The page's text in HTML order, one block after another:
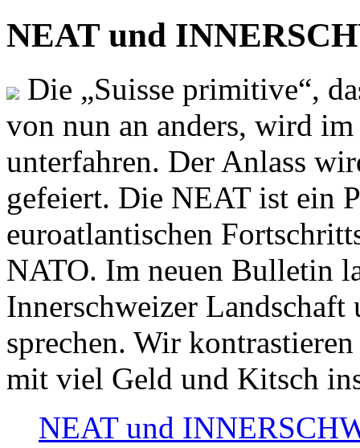
NEAT und
Die „Suisse primitive“,
von nun an anders, wird
unterfahren. Der Anlass
gefeiert. Die NEAT ist ein
euroatlantischen
NATO. Im neuen Bulletin
Innerschweizer
sprechen. Wir
mit viel Geld und Kitsch
NEAT und